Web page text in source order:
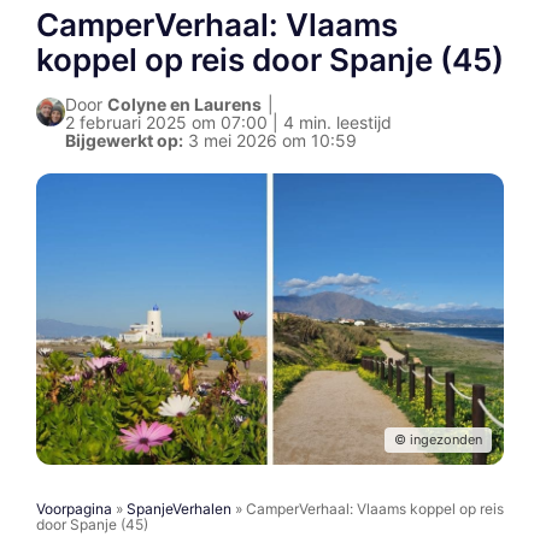
CamperVerhaal: Vlaams
koppel op reis door Spanje (45)
Door Colyne en Laurens
2 februari 2025 om 07:00 | 4 min. leestijd
Bijgewerkt op: 3 mei 2026 om 10:59
© ingezonden
Voorpagina » SpanjeVerhalen » CamperVerhaal: Vlaams koppel op reis
door Spanje (45)